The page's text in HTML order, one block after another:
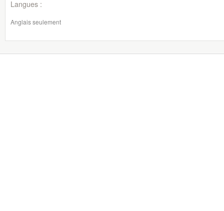
Langues :
Anglais seulement